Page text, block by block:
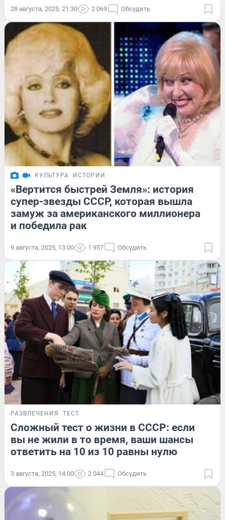
28 августа, 2025, 21:30 2 069 Обсудить
КУЛЬТУРА ИСТОРИИ
«Вертится быстрей Земля»: история
супер-звезды СССР, которая вышла
замуж за американского миллионера
и победила рак
9 августа, 2025, 13:00 1 957 Обсудить
РАЗВЛЕЧЕНИЯ ТЕСТ
Сложный тест о жизни в СССР: если
вы не жили в то время, ваши шансы
ответить на 10 из 10 равны нулю
3 августа, 2025, 14:00 2 044 Обсудить